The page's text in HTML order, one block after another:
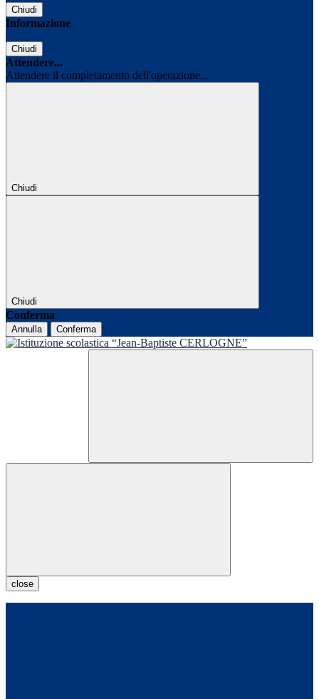
Chiudi
Informazione
Chiudi
Attendere...
Attendere il completamento dell'operazione...
Chiudi
Chiudi
Conferma
Annulla Conferma
close